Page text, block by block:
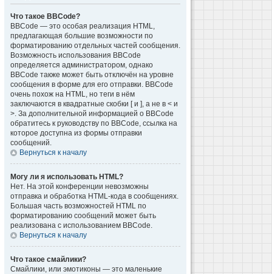
Что такое BBCode?
BBCode — это особая реализация HTML,
предлагающая большие возможности по
форматированию отдельных частей сообщения.
Возможность использования BBCode
определяется администратором, однако
BBCode также может быть отключён на уровне
сообщения в форме для его отправки. BBCode
очень похож на HTML, но теги в нём
заключаются в квадратные скобки [ и ], а не в < и
>. За дополнительной информацией о BBCode
обратитесь к руководству по BBCode, ссылка на
которое доступна из формы отправки
сообщений.
Вернуться к началу
Могу ли я использовать HTML?
Нет. На этой конференции невозможны
отправка и обработка HTML-кода в сообщениях.
Большая часть возможностей HTML по
форматированию сообщений может быть
реализована с использованием BBCode.
Вернуться к началу
Что такое смайлики?
Смайлики, или эмотиконы — это маленькие